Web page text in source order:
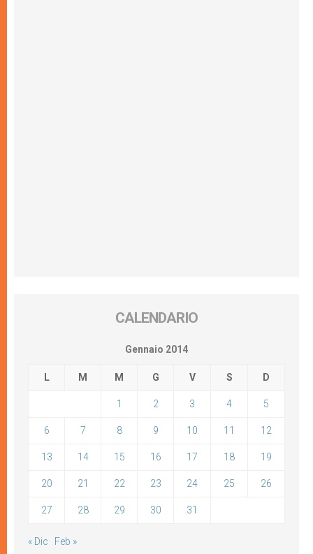
CALENDARIO
Gennaio 2014
L M M G V S D
1 2 3 4 5
6 7 8 9 10 11 12
13 14 15 16 17 18 19
20 21 22 23 24 25 26
27 28 29 30 31
« Dic Feb »